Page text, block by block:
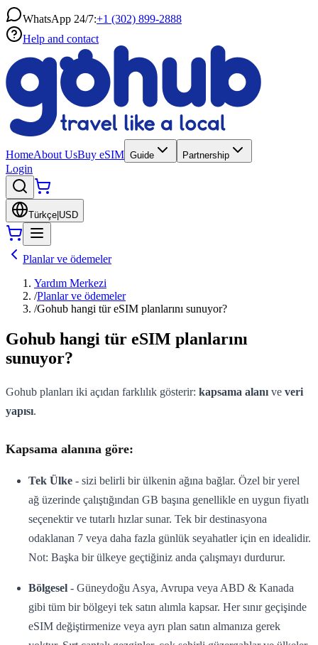
WhatsApp 24/7:+1 (302) 899-2888
Help and contact
HomeAbout UsBuy eSIM Guide Partnership
Login
Türkçe USD
Planlar ve ödemeler
Yardım Merkezi
/Planlar ve ödemeler
/Gohub hangi tür eSIM planlarını sunuyor?
Gohub hangi tür eSIM planlarını
sunuyor?
Gohub planları iki açıdan farklılık gösterir: kapsama alanı ve veri
yapısı.
Kapsama alanına göre:
Tek Ülke - sizi belirli bir ülkenin ağına bağlar. Özel bir yerel
ağ üzerinde çalıştığından GB başına genellikle en uygun fiyatlı
seçenektir ve tutarlı hızlar sunar. Tek bir destinasyona
odaklanan 7 veya daha fazla günlük seyahatler için en idealidir.
Not: Başka bir ülkeye geçtiğiniz anda çalışmayı durdurur.
Bölgesel - Güneydoğu Asya, Avrupa veya ABD & Kanada
gibi tüm bir bölgeyi tek satın alımla kapsar. Her sınır geçişinde
eSIM değiştirmenize veya ayrı plan satın almanıza gerek